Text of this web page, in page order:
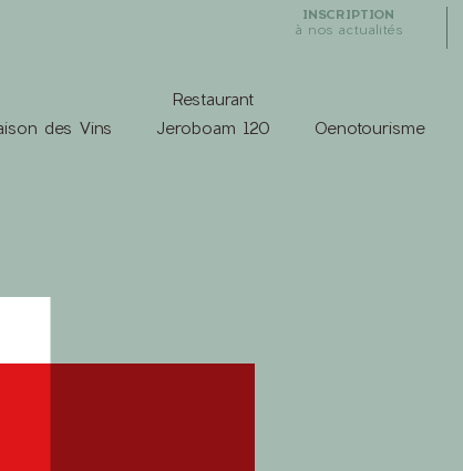
INSCRIPTION
à nos actualités
des Vins
Restaurant
Jeroboam 120
Oenotourisme